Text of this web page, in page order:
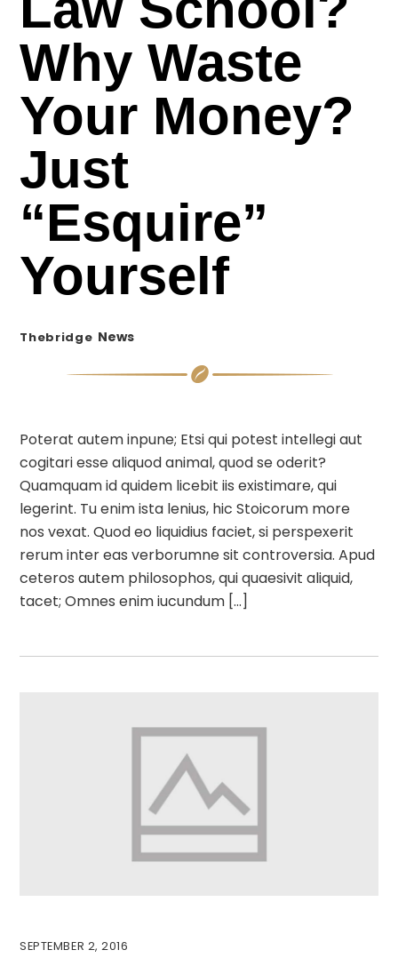
Why Waste
Your Money?
Just
“Esquire”
Yourself
Thebridge News
Poterat autem inpune; Etsi qui potest intellegi aut
cogitari esse aliquod animal, quod se oderit?
Quamquam id quidem licebit iis existimare, qui
legerint. Tu enim ista lenius, hic Stoicorum more
nos vexat. Quod eo liquidius faciet, si perspexerit
rerum inter eas verborumne sit controversia. Apud
ceteros autem philosophos, qui quaesivit aliquid,
tacet; Omnes enim iucundum […]
SEPTEMBER 2, 2016